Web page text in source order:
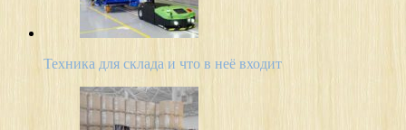
Техника для склада и что в неё входит